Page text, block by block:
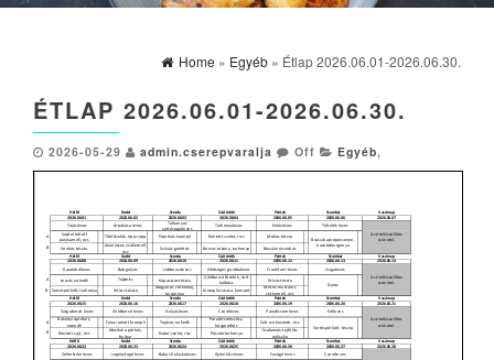
Home » Egyéb » Étlap 2026.06.01-2026.06.30.
ÉTLAP 2026.06.01-2026.06.30.
2026-05-29 admin.cserepvaralja Off Egyéb,